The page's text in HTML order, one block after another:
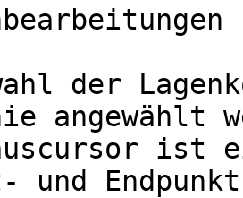
der
angewählt
ist
und